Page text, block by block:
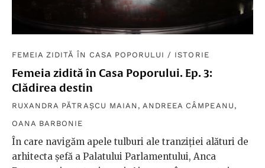
FEMEIA ZIDITĂ ÎN CASA POPORULUI / ISTORIE
Femeia zidită în Casa Poporului. Ep. 3:
Clădirea destin
RUXANDRA PĂTRAȘCU MAIAN ,ANDREEA CÂMPEANU ,
OANA BARBONIE
În care navigăm apele tulburi ale tranziției alături de
arhitecta șefă a Palatului Parlamentului, Anca